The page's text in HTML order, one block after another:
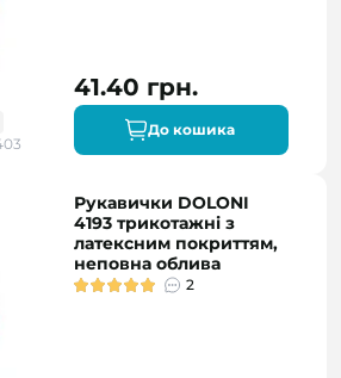
41.40 грн.
До кошика
Рукавички DOLONI
4193 трикотажні з
латексним покриттям,
неповна облива
2